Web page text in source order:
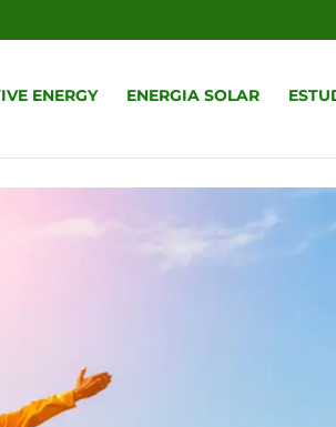
ENERGY ENERGIA SOLAR